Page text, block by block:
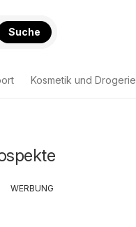
Suche
Kosmetik und Drogerie
WERBUNG